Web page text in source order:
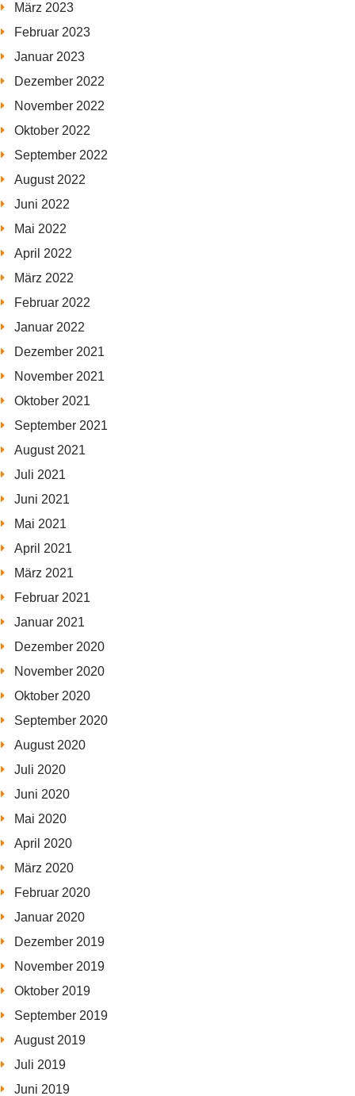
März 2023
Februar 2023
Januar 2023
Dezember 2022
November 2022
Oktober 2022
September 2022
August 2022
Juni 2022
Mai 2022
April 2022
März 2022
Februar 2022
Januar 2022
Dezember 2021
November 2021
Oktober 2021
September 2021
August 2021
Juli 2021
Juni 2021
Mai 2021
April 2021
März 2021
Februar 2021
Januar 2021
Dezember 2020
November 2020
Oktober 2020
September 2020
August 2020
Juli 2020
Juni 2020
Mai 2020
April 2020
März 2020
Februar 2020
Januar 2020
Dezember 2019
November 2019
Oktober 2019
September 2019
August 2019
Juli 2019
Juni 2019